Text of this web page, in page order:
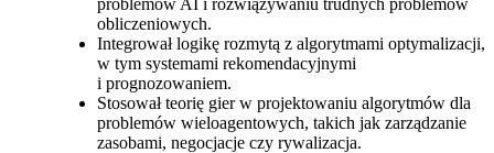
obliczeniowych.
Integrował logikę rozmytą z algorytmami optymalizacji,
w tym systemami rekomendacyjnymi
i prognozowaniem.
Stosował teorię gier w projektowaniu algorytmów dla
problemów wieloagentowych, takich jak zarządzanie
zasobami, negocjacje czy rywalizacja.